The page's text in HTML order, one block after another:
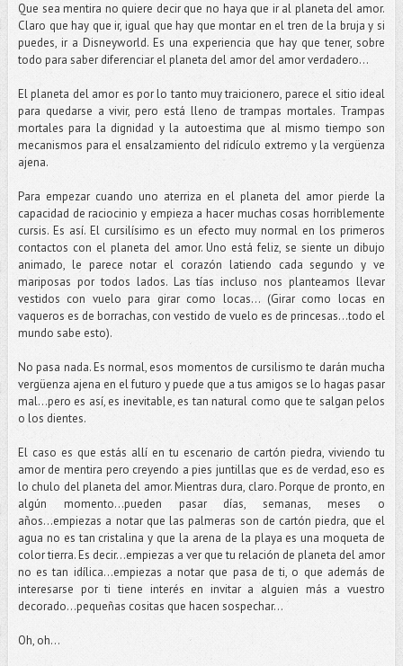
Que sea mentira no quiere decir que no haya que ir al planeta del amor.
Claro que hay que ir, igual que hay que montar en el tren de la bruja y si
puedes, ir a Disneyworld. Es una experiencia que hay que tener, sobre
todo para saber diferenciar el planeta del amor del amor verdadero...
El planeta del amor es por lo tanto muy traicionero, parece el sitio ideal
para quedarse a vivir, pero está lleno de trampas mortales. Trampas
mortales para la dignidad y la autoestima que al mismo tiempo son
mecanismos para el ensalzamiento del ridículo extremo y la vergüenza
ajena.
Para empezar cuando uno aterriza en el planeta del amor pierde la
capacidad de raciocinio y empieza a hacer muchas cosas horriblemente
cursis. Es así. El cursilísimo es un efecto muy normal en los primeros
contactos con el planeta del amor. Uno está feliz, se siente un dibujo
animado, le parece notar el corazón latiendo cada segundo y ve
mariposas por todos lados. Las tías incluso nos planteamos llevar
vestidos con vuelo para girar como locas… (Girar como locas en
vaqueros es de borrachas, con vestido de vuelo es de princesas...todo el
mundo sabe esto).
No pasa nada. Es normal, esos momentos de cursilismo te darán mucha
vergüenza ajena en el futuro y puede que a tus amigos se lo hagas pasar
mal...pero es así, es inevitable, es tan natural como que te salgan pelos
o los dientes.
El caso es que estás allí en tu escenario de cartón piedra, viviendo tu
amor de mentira pero creyendo a pies juntillas que es de verdad, eso es
lo chulo del planeta del amor. Mientras dura, claro. Porque de pronto, en
algún momento…pueden pasar días, semanas, meses o
años...empiezas a notar que las palmeras son de cartón piedra, que el
agua no es tan cristalina y que la arena de la playa es una moqueta de
color tierra. Es decir…empiezas a ver que tu relación de planeta del amor
no es tan idílica…empiezas a notar que pasa de ti, o que además de
interesarse por ti tiene interés en invitar a alguien más a vuestro
decorado…pequeñas cositas que hacen sospechar…
Oh, oh…